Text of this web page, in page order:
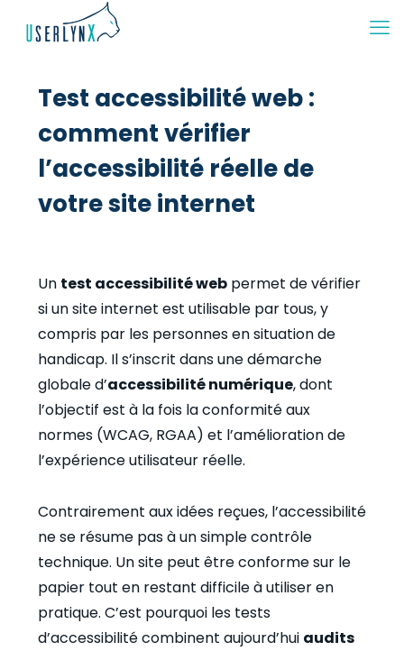
Test accessibilité web :
comment vérifier
l’accessibilité réelle de
votre site internet
Un test accessibilité webpermet de vérifier
si un site internet est utilisable par tous, y
compris par les personnes en situation de
handicap. Il s’inscrit dans une démarche
globale d’accessibilité numérique, dont
l’objectif est à la fois la conformité aux
normes (WCAG, RGAA) et l’amélioration de
l’expérience utilisateur réelle.
Contrairement aux idées reçues, l’accessibilité
ne se résume pas à un simple contrôle
technique. Un site peut être conforme sur le
papier tout en restant difficile à utiliser en
pratique. C’est pourquoi les tests
d’accessibilité combinent aujourd’hui audits